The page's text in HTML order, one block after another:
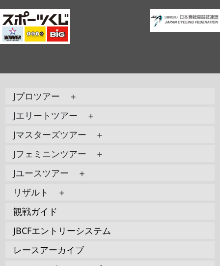
Jプロツアー ＋
Jエリートツアー ＋
Jマスターズツアー ＋
Jフェミニンツアー ＋
Jユースツアー ＋
リザルト ＋
観戦ガイド
JBCFエントリーシステム
レースアーカイブ